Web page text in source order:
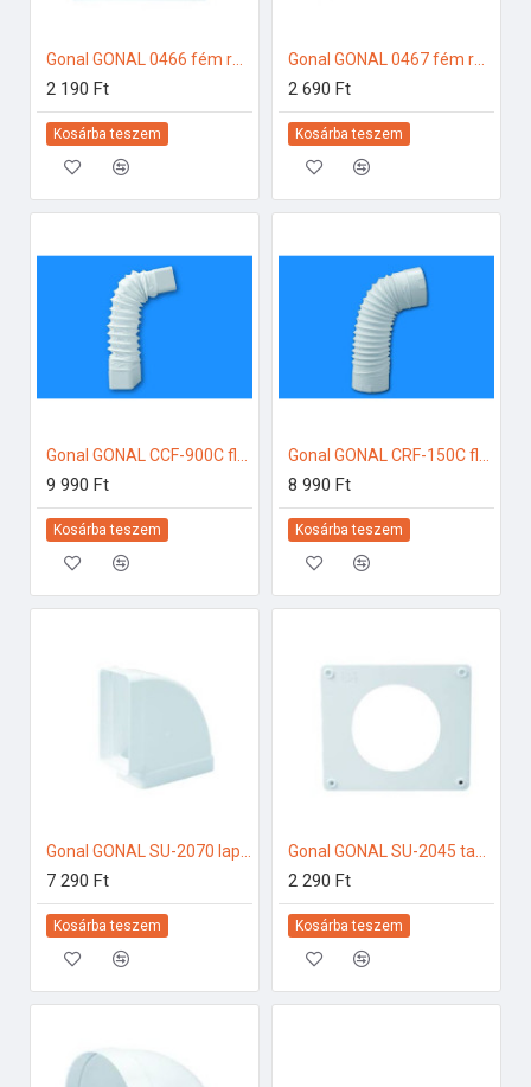
Gonal GONAL 0466 fém rács fehér színben, 170x170 150-es páraelszívóhoz
2 190 Ft
Kosárba teszem
Gonal GONAL 0467 fém rács fehér színben, 200x200 150-es páraelszívóhoz
2 690 Ft
Kosárba teszem
Gonal GONAL CCF-900C flexi könyök, 90x180 150-es páraelszívóhoz
9 990 Ft
Kosárba teszem
Gonal GONAL CRF-150C flexi könyök, NA150 150-es páraelszívóhoz
8 990 Ft
Kosárba teszem
Gonal GONAL SU-2070 lapos csatorna 90Â° vízszintes, 90x180 150-es páraelszívóhoz
7 290 Ft
Kosárba teszem
Gonal GONAL SU-2045 takaró lap, NA150 150-es páraelszívóhoz
2 290 Ft
Kosárba teszem